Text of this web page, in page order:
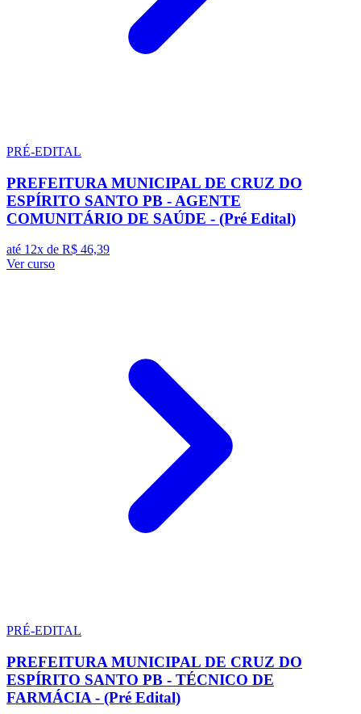
PRÉ-EDITAL
PREFEITURA MUNICIPAL DE CRUZ DO
ESPÍRITO SANTO PB - AGENTE
COMUNITÁRIO DE SAÚDE - (Pré Edital)
até 12x de R$ 46,39
Ver curso
PRÉ-EDITAL
PREFEITURA MUNICIPAL DE CRUZ DO
ESPÍRITO SANTO PB - TÉCNICO DE
FARMÁCIA - (Pré Edital)